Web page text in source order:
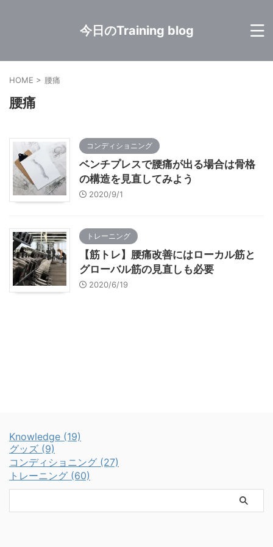
今日のTraining blog
HOME > 腰痛
腰痛
コンディショニング
ベンチプレスで腰痛が出る場合は骨格
の構造を見直してみよう
2020/9/1
トレーニング
【筋トレ】腰痛改善にはローカル筋と
グローバル筋の見直しも必要
2020/6/19
Knowledge (19)
グッズ (9)
コンディショニング (27)
トレーニング (60)